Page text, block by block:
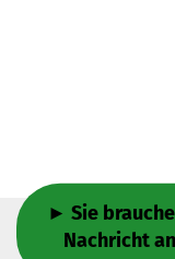
► Sie
Nachricht an